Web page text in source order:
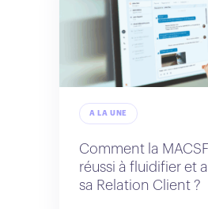
A LA UNE
Comment la
réussi à fluidifier et
sa Relation Client ?